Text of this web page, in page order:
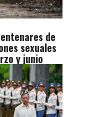
de
sexuales
y junio